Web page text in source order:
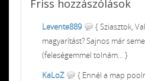
Friss hozzászólások
Levente889
{ Sziasztok,
magyarítást? Sajnos már
(feleségemmel tolnám... }
KaLoZ
{ Ennél a map